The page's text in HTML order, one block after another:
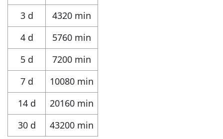
3 d
4320 min
4 d
5760 min
5 d
7200 min
7 d
10080 min
14 d
20160 min
30 d
43200 min